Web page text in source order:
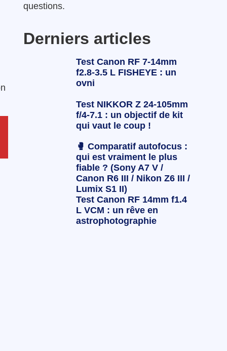
questions.
Derniers articles
Test Canon RF 7-14mm
f2.8-3.5 L FISHEYE : un
ovni
Test NIKKOR Z 24-105mm
f/4-7.1 : un objectif de kit
qui vaut le coup !
🥊 Comparatif autofocus :
qui est vraiment le plus
fiable ? (Sony A7 V /
Canon R6 III / Nikon Z6 III /
Lumix S1 II)
Test Canon RF 14mm f1.4
L VCM : un rêve en
astrophotographie